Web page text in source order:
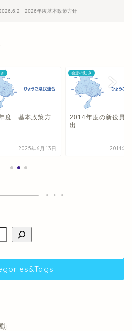
2026年度基本政策方針
度 基本政策方
2025年6月13日
会派の動き
2014年度の新役員
出
2014年4